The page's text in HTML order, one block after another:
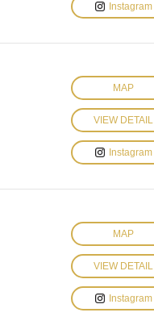
Instagram
MAP
VIEW DETAIL
Instagram
MAP
VIEW DETAIL
Instagram